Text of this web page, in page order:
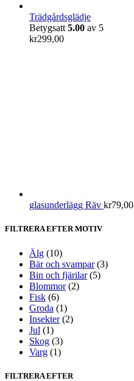
Trädgårdsglädje
Betygsatt 5.00 av 5
kr299,00
glasunderlägg Räv kr79,00
FILTRERA EFTER MOTIV
Älg (10)
Bär och svampar (3)
Bin och fjärilar (5)
Blommor (2)
Fisk (6)
Groda (1)
Insekter (2)
Jul (1)
Skog (3)
Varg (1)
FILTRERA EFTER